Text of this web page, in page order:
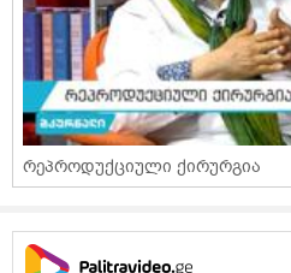
რეპროდუქციული ქირურგია